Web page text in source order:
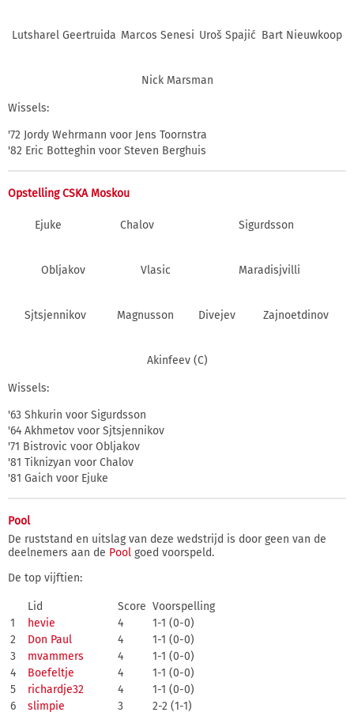
Lutsharel Geertruida Marcos Senesi Uroš Spajić Bart Nieuwkoop
Nick Marsman
Wissels:
'72 Jordy Wehrmann voor Jens Toornstra
'82 Eric Botteghin voor Steven Berghuis
Opstelling CSKA Moskou
Ejuke Chalov Sigurdsson
Obljakov Vlasic Maradisjvilli
Sjtsjennikov Magnusson Divejev Zajnoetdinov
Akinfeev (C)
Wissels:
'63 Shkurin voor Sigurdsson
'64 Akhmetov voor Sjtsjennikov
'71 Bistrovic voor Obljakov
'81 Tiknizyan voor Chalov
'81 Gaich voor Ejuke
Pool
De ruststand en uitslag van deze wedstrijd is door geen van de
deelnemers aan de Pool goed voorspeld.
De top vijftien:
Lid Score Voorspelling
1
hevie 4
1-1 (0-0)
2
Don Paul 4
1-1 (0-0)
3
mvammers 4
1-1 (0-0)
4
Boefeltje 4
1-1 (0-0)
5
richardje32 4
1-1 (0-0)
6
slimpie 3 2-2 (1-1)